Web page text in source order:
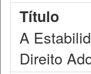
Título
A
Direito